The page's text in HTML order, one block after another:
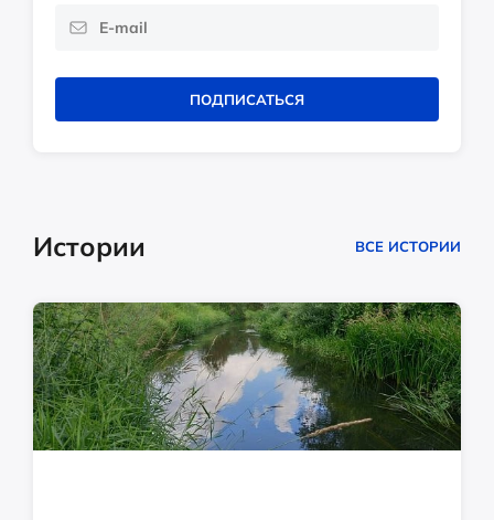
ПОДПИСАТЬСЯ
Истории ВСЕ ИСТОРИИ